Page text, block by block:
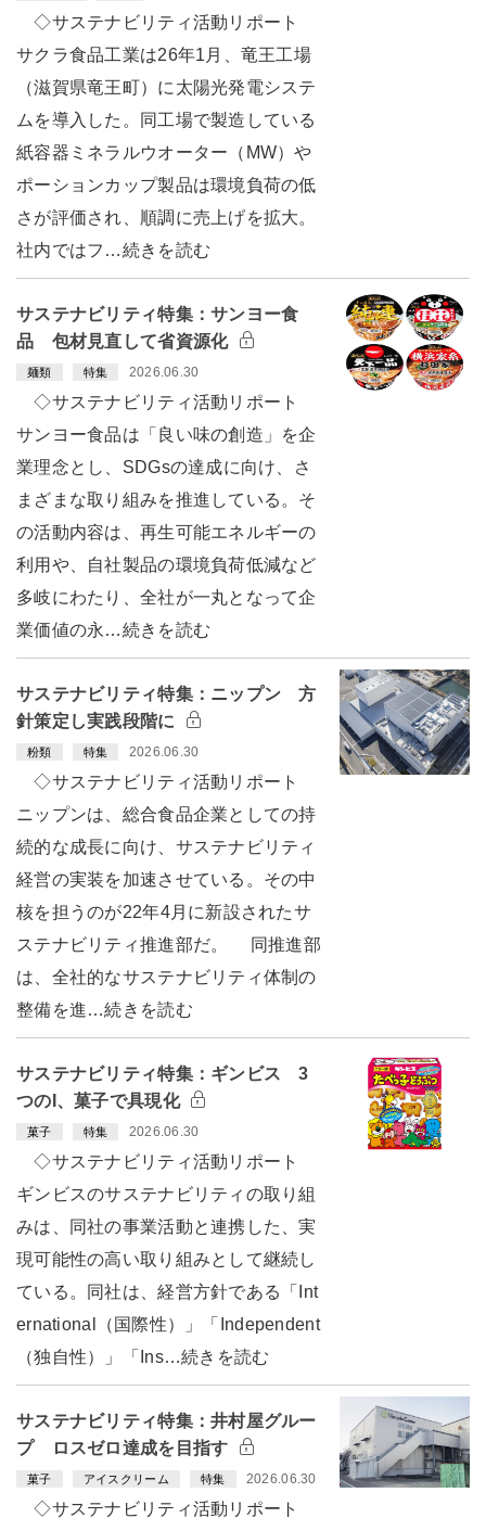
◇サステナビリティ活動リポート
サクラ食品工業は26年1月、竜王工場
（滋賀県竜王町）に太陽光発電システ
ムを導入した。同工場で製造している
紙容器ミネラルウオーター（MW）や
ポーションカップ製品は環境負荷の低
さが評価され、順調に売上げを拡大。
社内ではフ…続きを読む
サステナビリティ特集：サンヨー食
品 包材見直して省資源化
麺類 特集 2026.06.30
◇サステナビリティ活動リポート
サンヨー食品は「良い味の創造」を企
業理念とし、SDGsの達成に向け、さ
まざまな取り組みを推進している。そ
の活動内容は、再生可能エネルギーの
利用や、自社製品の環境負荷低減など
多岐にわたり、全社が一丸となって企
業価値の永…続きを読む
サステナビリティ特集：ニップン 方
針策定し実践段階に
粉類 特集 2026.06.30
◇サステナビリティ活動リポート
ニップンは、総合食品企業としての持
続的な成長に向け、サステナビリティ
経営の実装を加速させている。その中
核を担うのが22年4月に新設されたサ
ステナビリティ推進部だ。 同推進部
は、全社的なサステナビリティ体制の
整備を進…続きを読む
サステナビリティ特集：ギンビス 3
つのI、菓子で具現化
菓子 特集 2026.06.30
◇サステナビリティ活動リポート
ギンビスのサステナビリティの取り組
みは、同社の事業活動と連携した、実
現可能性の高い取り組みとして継続し
ている。同社は、経営方針である「Int
ernational（国際性）」「Independent
（独自性）」「Ins…続きを読む
サステナビリティ特集：井村屋グルー
プ ロスゼロ達成を目指す
菓子 アイスクリーム 特集 2026.06.30
◇サステナビリティ活動リポート